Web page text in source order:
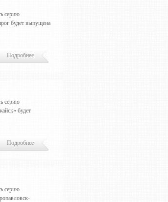
серию
будет выпущена
Подробнее
серию
будет
Подробнее
серию